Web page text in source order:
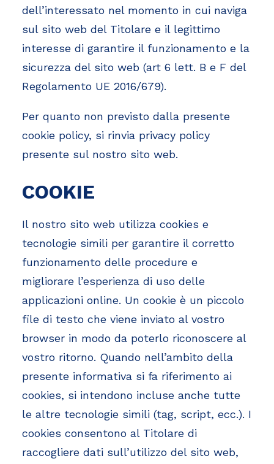
dell’interessato nel momento in cui naviga
sul sito web del Titolare e il legittimo
interesse di garantire il funzionamento e la
sicurezza del sito web (art 6 lett. B e F del
Regolamento UE 2016/679).
Per quanto non previsto dalla presente
cookie policy, si rinvia privacy policy
presente sul nostro sito web.
COOKIE
Il nostro sito web utilizza cookies e
tecnologie simili per garantire il corretto
funzionamento delle procedure e
migliorare l’esperienza di uso delle
applicazioni online. Un cookie è un piccolo
file di testo che viene inviato al vostro
browser in modo da poterlo riconoscere al
vostro ritorno. Quando nell’ambito della
presente informativa si fa riferimento ai
cookies, si intendono incluse anche tutte
le altre tecnologie simili (tag, script, ecc.). I
cookies consentono al Titolare di
raccogliere dati sull’utilizzo del sito web,